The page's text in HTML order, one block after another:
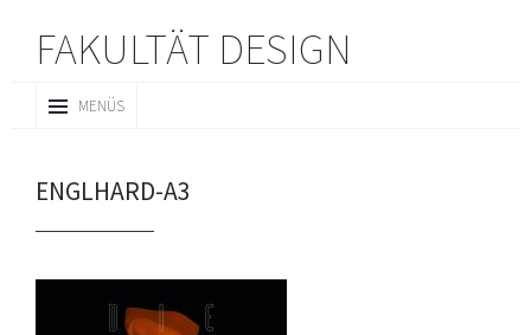
FAKULTÄT DESIGN
MENÜS
INHALT
ENGLHARD-A3